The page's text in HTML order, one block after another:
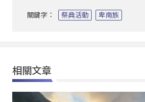
關鍵字： 祭典活動 卑南族
相關文章